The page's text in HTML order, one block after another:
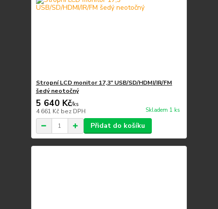
Stropní LCD monitor 17,3" USB/SD/HDMI/IR/FM
šedý neotočný
5 640 Kč/ks
4 661 Kč bez DPH Skladem 1 ks
Přidat do košíku